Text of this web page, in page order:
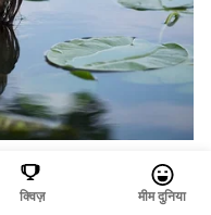
क्विज़ मीम दुनिया